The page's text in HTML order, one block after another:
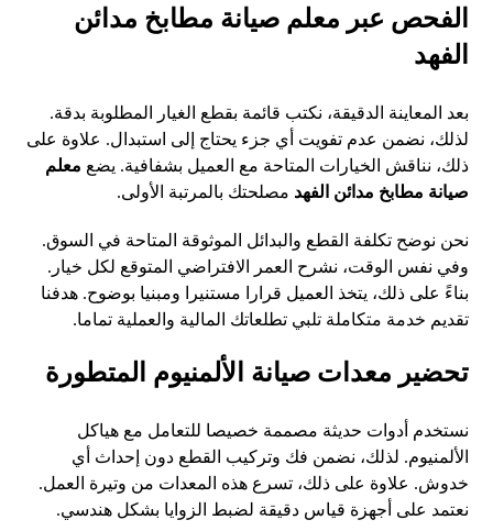
الفحص عبر معلم صيانة مطابخ مدائن
الفهد
بعد المعاينة الدقيقة، نكتب قائمة بقطع الغيار المطلوبة بدقة.
لذلك، نضمن عدم تفويت أي جزء يحتاج إلى استبدال. علاوة على
ذلك، نناقش الخيارات المتاحة مع العميل بشفافية. يضع معلم
صيانة مطابخ مدائن الفهد مصلحتك بالمرتبة الأولى.
نحن نوضح تكلفة القطع والبدائل الموثوقة المتاحة في السوق.
وفي نفس الوقت، نشرح العمر الافتراضي المتوقع لكل خيار.
بناءً على ذلك، يتخذ العميل قرارا مستنيرا ومبنيا بوضوح. هدفنا
تقديم خدمة متكاملة تلبي تطلعاتك المالية والعملية تماما.
تحضير معدات صيانة الألمنيوم المتطورة
نستخدم أدوات حديثة مصممة خصيصا للتعامل مع هياكل
الألمنيوم. لذلك، نضمن فك وتركيب القطع دون إحداث أي
خدوش. علاوة على ذلك، تسرع هذه المعدات من وتيرة العمل.
نعتمد على أجهزة قياس دقيقة لضبط الزوايا بشكل هندسي.